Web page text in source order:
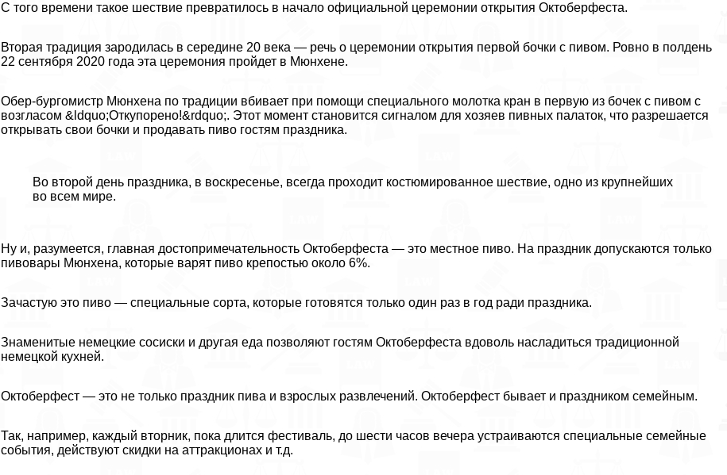
С того времени такое шествие превратилось в начало официальной церемонии открытия Октоберфеста.
Вторая традиция зародилась в середине 20 века — речь о церемонии открытия первой бочки с пивом. Ровно в полдень
22 сентября 2020 года эта церемония пройдет в Мюнхене.
Обер-бургомистр Мюнхена по традиции вбивает при помощи специального молотка кран в первую из бочек с пивом с
возгласом &ldquo;Откупорено!&rdquo;. Этот момент становится сигналом для хозяев пивных палаток, что разрешается
открывать свои бочки и продавать пиво гостям праздника.
Во второй день праздника, в воскресенье, всегда проходит костюмированное шествие, одно из крупнейших
во всем мире.
Ну и, разумеется, главная достопримечательность Октоберфеста — это местное пиво. На праздник допускаются только
пивовары Мюнхена, которые варят пиво крепостью около 6%.
Зачастую это пиво — специальные сорта, которые готовятся только один раз в год ради праздника.
Знаменитые немецкие сосиски и другая еда позволяют гостям Октоберфеста вдоволь насладиться традиционной
немецкой кухней.
Октоберфест — это не только праздник пива и взрослых развлечений. Октоберфест бывает и праздником семейным.
Так, например, каждый вторник, пока длится фестиваль, до шести часов вечера устраиваются специальные семейные
события, действуют скидки на аттpaкционах и т.д.